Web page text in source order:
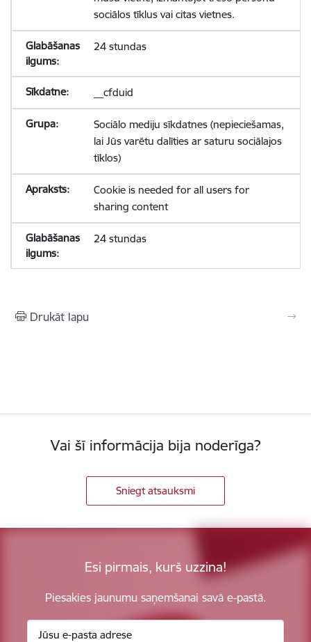
sociālos tīklus vai citas vietnes.
24 stundas
__cfduid
Sociālo mediju sīkdatnes (nepieciešamas,
lai Jūs varētu dalīties ar saturu sociālajos
tīklos)
Cookie is needed for all users for
sharing content
24 stundas
Drukāt lapu
Vai šī informācija bija noderīga?
Sniegt atsauksmi
Esi pirmais, kurš uzzina!
Piesakies jaunumu saņemšanai savā e-pastā.